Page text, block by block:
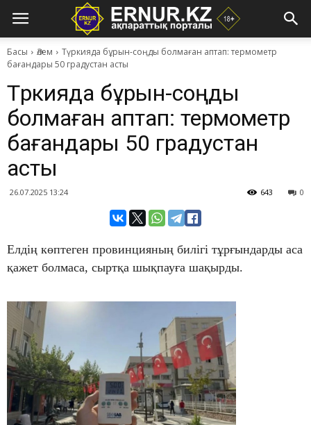
Басы Әлем
​Түркияда бұрын-соңды болмаған аптап: термометр
бағандары 50 градустан асты
​Түркияда бұрын-соңды
болмаған аптап: термометр
бағандары 50 градустан
асты
26.07.2025 13:24 0
643
Елдің көптеген провинцияның билігі тұрғындарды аса
қажет болмаса, сыртқа шықпауға шақырды.